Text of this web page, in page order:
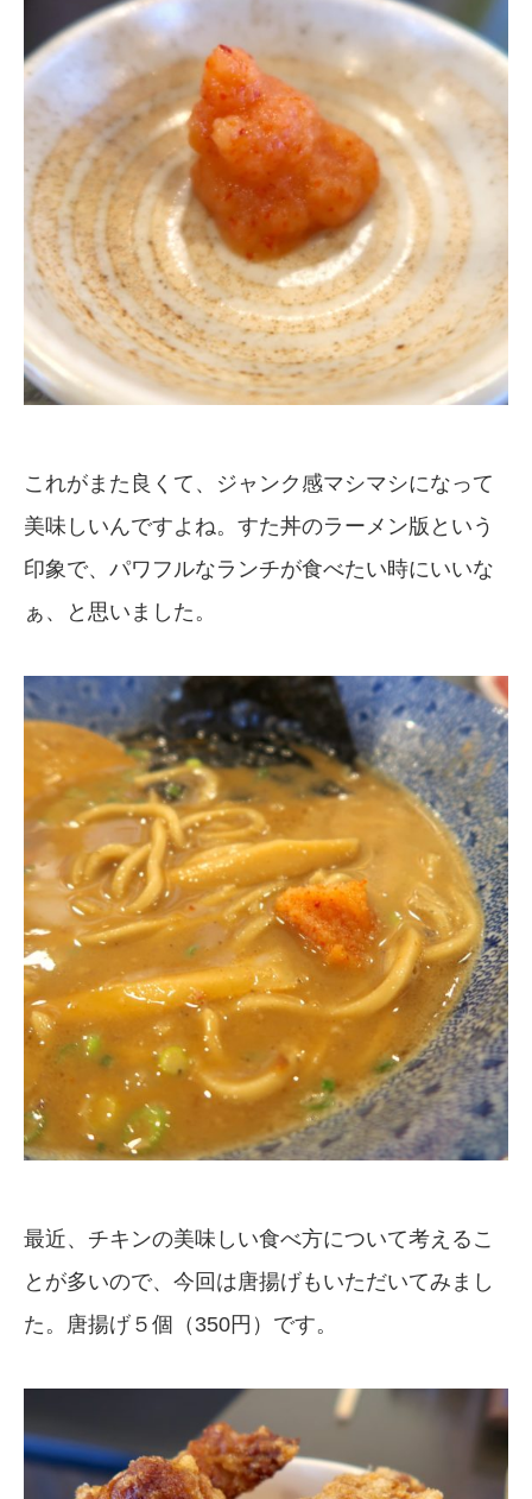
これがまた良くて、ジャンク感マシマシになって
美味しいんですよね。すた丼のラーメン版という
印象で、パワフルなランチが食べたい時にいいな
ぁ、と思いました。
最近、チキンの美味しい食べ方について考えるこ
とが多いので、今回は唐揚げもいただいてみまし
た。唐揚げ５個（350円）です。